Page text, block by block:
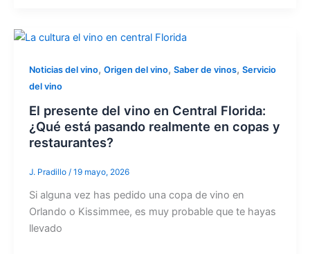
Noticias del vino, Origen del vino, Saber de vinos, Servicio
del vino
El presente del vino en Central Florida:
¿Qué está pasando realmente en copas y
restaurantes?
J. Pradillo / 19 mayo, 2026
Si alguna vez has pedido una copa de vino en
Orlando o Kissimmee, es muy probable que te hayas
llevado